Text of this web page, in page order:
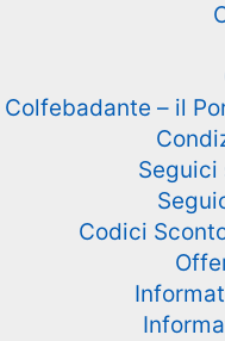
Colfebadante – il
Seguici
Codici